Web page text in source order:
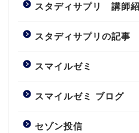
スタディサプリ 講師
スタディサプリの記事
スマイルゼミ
スマイルゼミ ブログ
セゾン投信